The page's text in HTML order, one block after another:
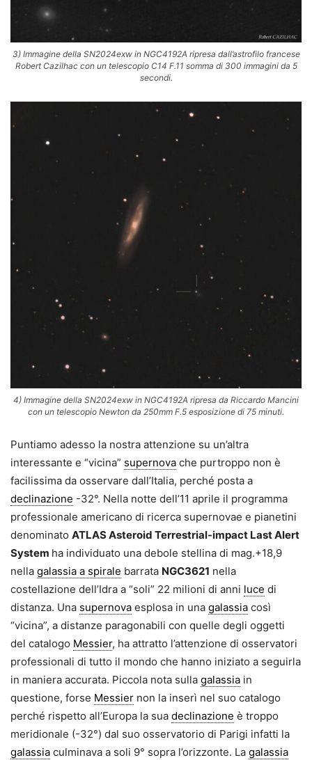
3) Immagine della SN2024exw in NGC4192A ripresa dall’astrofilo francese
Robert Cazilhac con un telescopio C14 F.11 somma di 300 immagini da 5
secondi.
4) Immagine della SN2024exw in NGC4192A ripresa da Riccardo Mancini
con un telescopio Newton da 250mm F.5 esposizione di 75 minuti.
Puntiamo adesso la nostra attenzione su un’altra
interessante e “vicina” supernova che purtroppo non è
facilissima da osservare dall’Italia, perché posta a
declinazione -32°. Nella notte dell’11 aprile il programma
professionale americano di ricerca supernovae e pianetini
denominato ATLAS Asteroid Terrestrial-impact Last Alert
System ha individuato una debole stellina di mag.+18,9
nella galassia a spirale barrata NGC3621 nella
costellazione dell’Idra a “soli” 22 milioni di anni luce di
distanza. Una supernova esplosa in una galassia così
“vicina”, a distanze paragonabili con quelle degli oggetti
del catalogo Messier, ha attratto l’attenzione di osservatori
professionali di tutto il mondo che hanno iniziato a seguirla
in maniera accurata. Piccola nota sulla galassia in
questione, forse Messier non la inserì nel suo catalogo
perché rispetto all’Europa la sua declinazione è troppo
meridionale (-32°) dal suo osservatorio di Parigi infatti la
galassia culminava a soli 9° sopra l’orizzonte. La galassia